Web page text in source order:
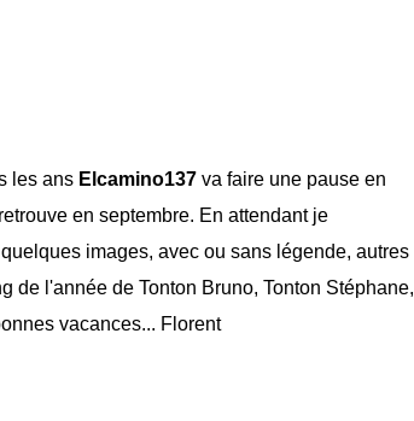
les ans Elcamino137 va faire une pause en
en septembre. En attendant je
images, avec ou sans légende, autres
de l'année de Tonton Bruno, Tonton Stéphane,
vacances... Florent